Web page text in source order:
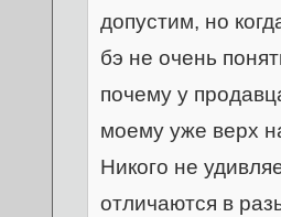
допустим, но
бэ не очень
почему у
моему уже верх
Никого не
отличаются в